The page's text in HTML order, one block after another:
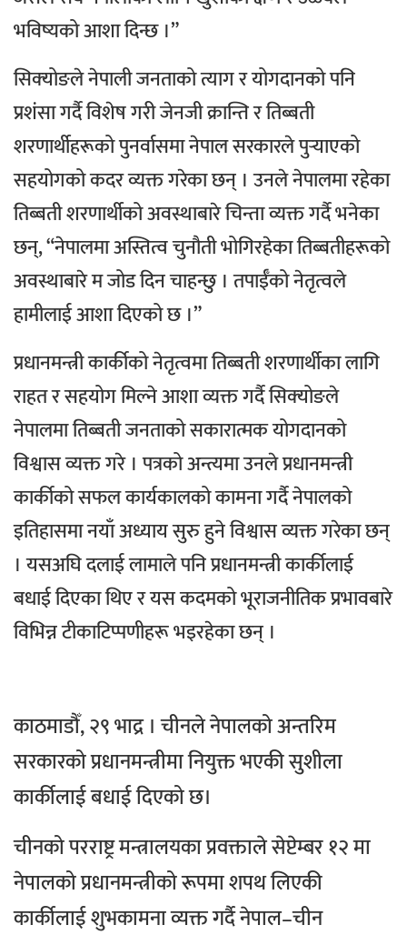
भविष्यको आशा दिन्छ ।”
सिक्‍योङले नेपाली जनताको त्याग र योगदानको पनि
प्रशंसा गर्दै विशेष गरी जेनजी क्रान्ति र तिब्बती
शरणार्थीहरूको पुनर्वासमा नेपाल सरकारले पुर्‍याएको
सहयोगको कदर व्यक्त गरेका छन् ।उनले नेपालमा रहेका
तिब्बती शरणार्थीको अवस्थाबारे चिन्ता व्यक्त गर्दै भनेका
छन्, “नेपालमा अस्तित्व चुनौती भोगिरहेका तिब्बतीहरूको
अवस्थाबारे म जोड दिन चाहन्छु । तपाईँको नेतृत्वले
हामीलाई आशा दिएको छ ।”
प्रधानमन्त्री कार्कीको नेतृत्वमा तिब्बती शरणार्थीका लागि
राहत र सहयोग मिल्ने आशा व्यक्त गर्दै सिक्‍योङले
नेपालमा तिब्बती जनताको सकारात्मक योगदानको
विश्वास व्यक्त गरे ।पत्रको अन्त्यमा उनले प्रधानमन्त्री
कार्कीको सफल कार्यकालको कामना गर्दै नेपालको
इतिहासमा नयाँ अध्याय सुरु हुने विश्वास व्यक्त गरेका छन्
।यसअघि दलाई लामाले पनि प्रधानमन्त्री कार्कीलाई
बधाई दिएका थिए र यस कदमको भूराजनीतिक प्रभावबारे
विभिन्न टीकाटिप्पणीहरू भइरहेका छन् ।
काठमाडौँ, २९ भाद्र । चीनले नेपालको अन्तरिम
सरकारको प्रधानमन्त्रीमा नियुक्त भएकी सुशीला
कार्कीलाई बधाई दिएको छ।
चीनको परराष्ट्र मन्त्रालयका प्रवक्ताले सेप्टेम्बर १२ मा
नेपालको प्रधानमन्त्रीको रूपमा शपथ लिएकी
कार्कीलाई शुभकामना व्यक्त गर्दै नेपाल–चीन